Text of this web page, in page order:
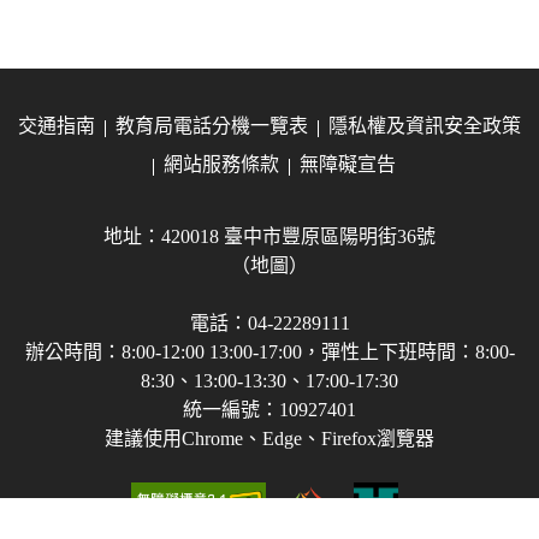
交通指南 教育局電話分機一覽表
隱私權及資訊安全政策
網站服務條款
無障礙宣告
地址：420018 臺中市豐原區陽明街36號
（地圖）
電話：04-22289111
辦公時間：8:00-12:00 13:00-17:00，彈性上下班時間：8:00-
8:30、13:00-13:30、17:00-17:30
統一編號：10927401
建議使用Chrome、Edge、Firefox瀏覽器